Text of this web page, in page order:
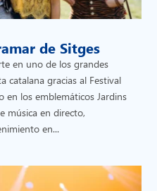
de Sitges
en uno de los grandes
catalana gracias al Festival
en los emblemáticos Jardins
música en directo,
en...